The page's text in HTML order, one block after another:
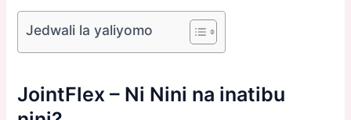
Jedwali la yaliyomo
JointFlex – Ni Nini na inatibu